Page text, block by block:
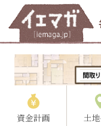
資金計画 土